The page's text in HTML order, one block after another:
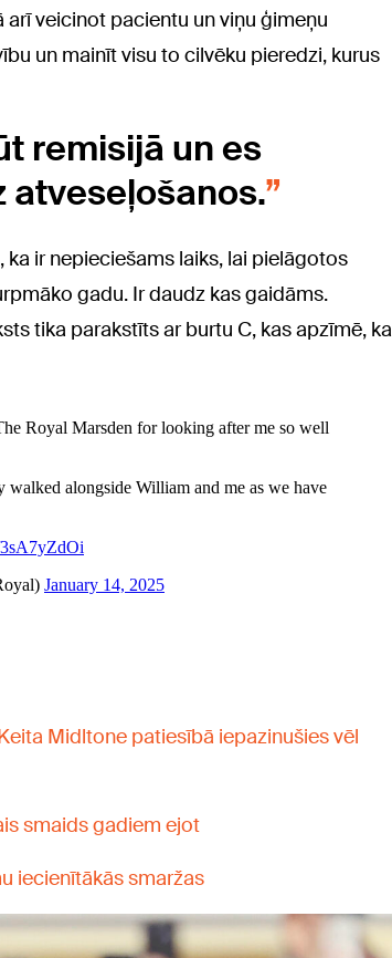
veicinot pacientu un viņu ģimeņu
un mainīt visu to cilvēku pieredzi, kurus
remisijā un es
atveseļošanos.
ka ir nepieciešams laiks, lai pielāgotos
gadu. Ir daudz kas gaidāms.
tika parakstīts ar burtu C, kas apzīmē, ka
Midltone patiesībā iepazinušies vēl
smaids gadiem ejot
iecienītākās smaržas